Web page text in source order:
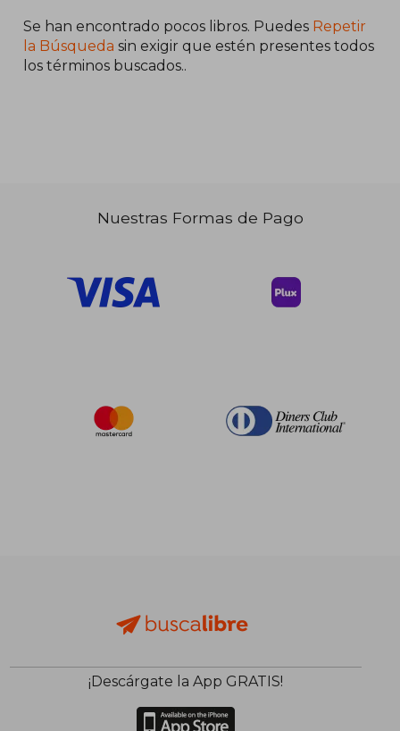
dcto. $ 29.35 dcto. $
Se han encontrado pocos libros. Puedes Repetir
la Búsqueda sin exigir que estén presentes todos
los términos buscados..
Nuestras Formas de Pago
¡Descárgate la App GRATIS!